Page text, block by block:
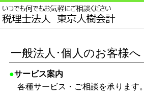
一般法人･個人のお客様へ
●サービス案内
各種サービス・ご相談を承ります。